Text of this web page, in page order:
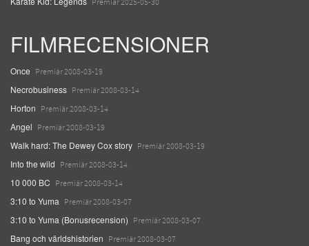
Premiär 2025-05-30
FILMRECENSIONER
Once Premiär 2008-03-19
Necrobusiness Premiär 2008-03-14
Horton Premiär 2008-03-14
Angel Premiär 2008-03-19
Walk hard: The Dewey Cox story Premiär 2008-03-19
Into the wild Premiär 2008-03-14
10 000 BC Premiär 2008-03-14
3:10 to Yuma Premiär 2008-03-07
3:10 to Yuma (Bonusrecension) Premiär 2008-03-07
Bang och världshistorien Premiär 2008-03-07